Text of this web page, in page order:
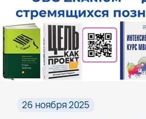
26 ноября 2025